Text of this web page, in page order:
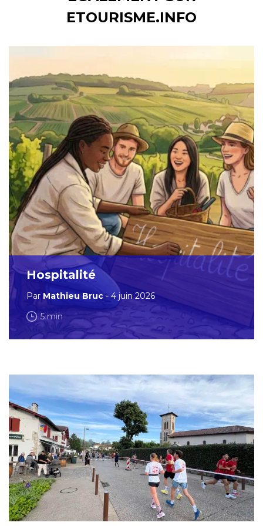
ETOURISME.INFO
Hospitalité
Par Mathieu Bruc- 4 juin 2026
5 min